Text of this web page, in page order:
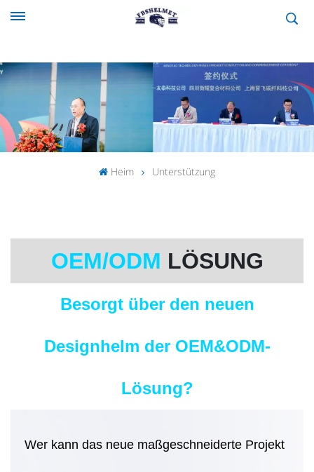
Heim Unterstützung
OEM/ODM LÖSUNG
Besorgt über den neuen
Designhelm der OEM&ODM-
Lösung?
Wer kann das neue maßgeschneiderte Projekt